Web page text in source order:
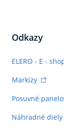
Odkazy
ELERO - E -
Markízy
Posuvné
Náhradné diely